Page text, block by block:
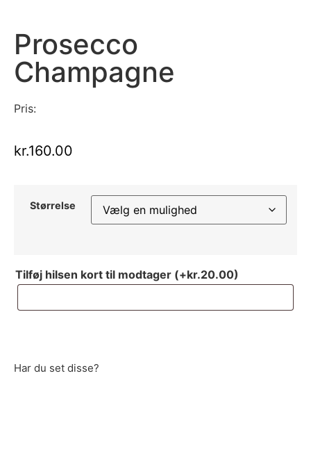
Prosecco
Champagne
Pris:
kr.160.00
Størrelse
Tilføj hilsen kort til modtager (+kr.20.00)
Har du set disse?